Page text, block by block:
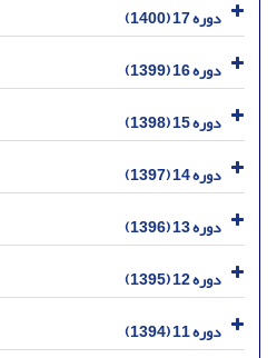
دوره 17 (1400)
دوره 16 (1399)
دوره 15 (1398)
دوره 14 (1397)
دوره 13 (1396)
دوره 12 (1395)
دوره 11 (1394)